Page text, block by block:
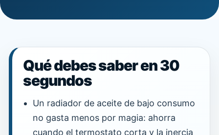
Qué debes saber en 30
segundos
Un radiador de aceite de bajo consumo
no gasta menos por magia: ahorra
cuando el termostato corta y la inercia